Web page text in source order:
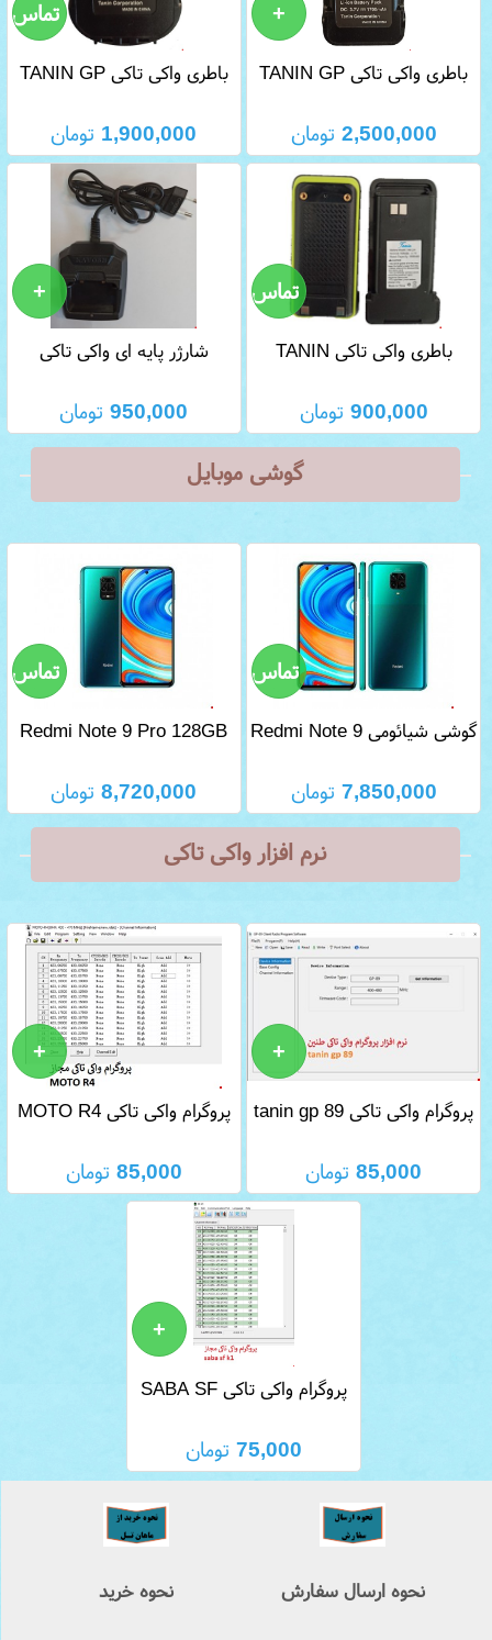
باطری واکی تاکی TANIN GP
2,500,000 تومان
باطری واکی تاکی TANIN GP
1,900,000 تومان
باطری واکی تاکی TANIN
900,000 تومان
شارژر پایه ای واکی تاکی
950,000تومان
گوشی موبایل
گوشی شیائومی Redmi Note 9
7,850,000 تومان
Redmi Note 9 Pro 128GB
8,720,000تومان
نرم افزار واکی تاکی
پروگرام واکی تاکی tanin gp 89
85,000تومان
پروگرام واکی تاکی MOTO R4
85,000 تومان
پروگرام واکی تاکی SABA SF
75,000 تومان
نحوه ارسال سفارش نحوه خرید